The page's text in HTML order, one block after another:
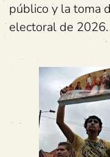
público y la toma
electoral de 2026.